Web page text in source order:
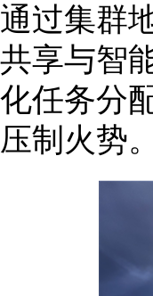
通过集群
共享与智
化任务分
压制火势。